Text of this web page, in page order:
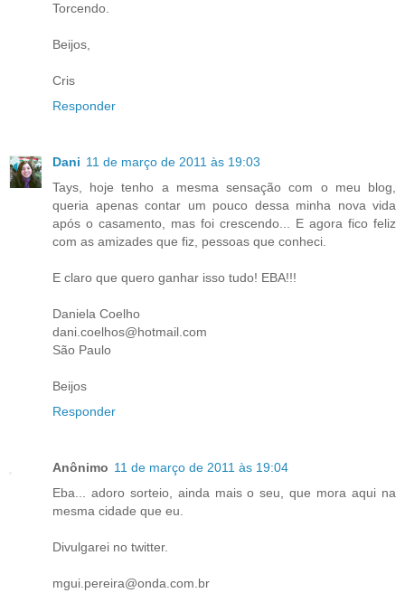
Torcendo.
Beijos,
Cris
Responder
Dani 11 de março de 2011 às 19:03
Tays, hoje tenho a mesma sensação com o meu blog,
queria apenas contar um pouco dessa minha nova vida
após o casamento, mas foi crescendo... E agora fico feliz
com as amizades que fiz, pessoas que conheci.
E claro que quero ganhar isso tudo! EBA!!!
Daniela Coelho
dani.coelhos@hotmail.com
São Paulo
Beijos
Responder
Anônimo 11 de março de 2011 às 19:04
Eba... adoro sorteio, ainda mais o seu, que mora aqui na
mesma cidade que eu.
Divulgarei no twitter.
mgui.pereira@onda.com.br